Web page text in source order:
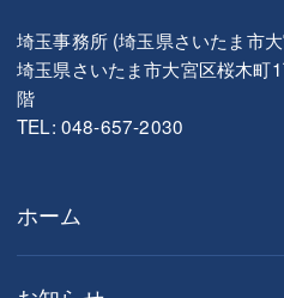
埼玉事務所 (埼玉県さいたま市
埼玉県さいたま市大宮区桜木町
階
TEL: 048-657-2030
ホーム